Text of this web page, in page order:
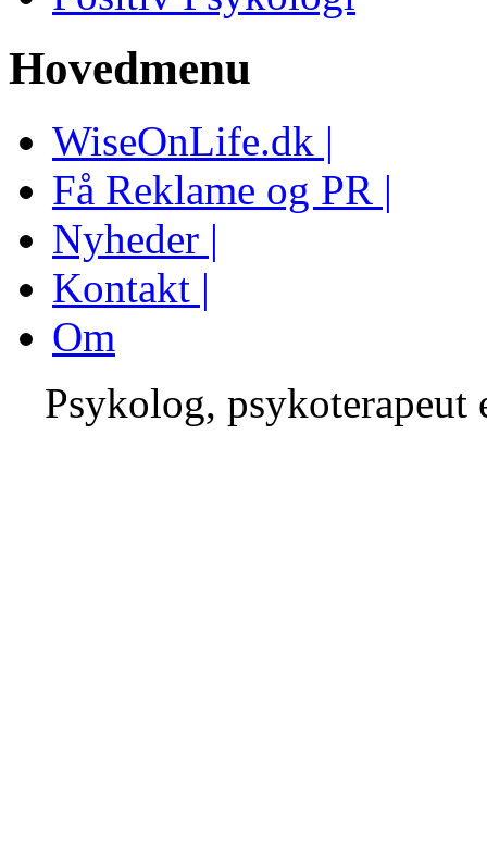
Hovedmenu
WiseOnLife.dk |
Få Reklame og PR |
Nyheder |
Kontakt |
Om
Psykolog,